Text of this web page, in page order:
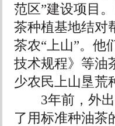
范区”建设项目
茶种植基地结对
茶农“上山”。他
技术规程》等油
少农民上山垦荒
3年前，外出
了用标准种油茶